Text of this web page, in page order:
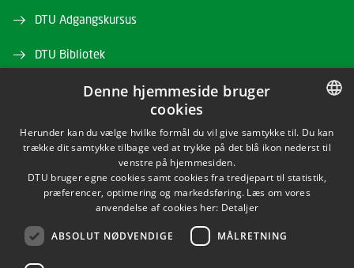
DTU Adgangskursus
DTU Bibliotek
DTU Orbit
FACEBOOK
YOUTUBE
DANISH
ENGLISH
Denne hjemmeside bruger
cookies
Herunder kan du vælge hvilke formål du vil give samtykke til. Du kan
trække dit samtykke tilbage ved at trykke på det blå ikon nederst til
venstre på hjemmesiden.
DTU bruger egne cookies samt cookies fra tredjepart til statistik,
præferencer, optimering og markedsføring. Læs om vores
anvendelse af cookies her: Detaljer
ABSOLUT NØDVENDIGE MÅLRETNING